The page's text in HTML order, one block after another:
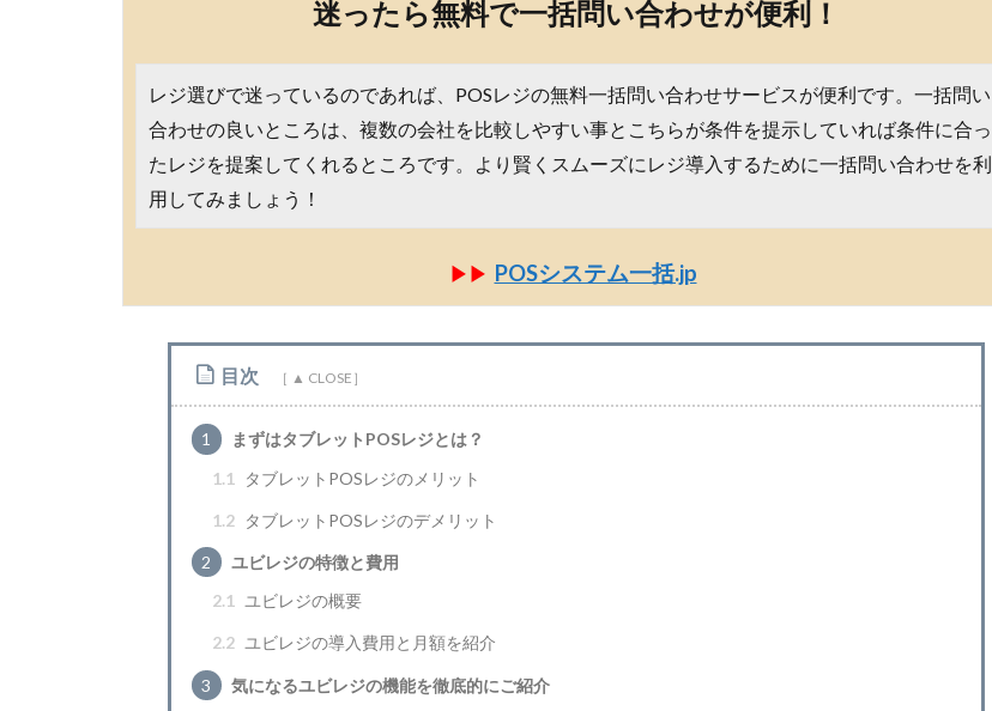
迷ったら無料で一括問い合わせが便利！
レジ選びで迷っているのであれば、POSレジの無料一括問い合わせサービスが便利です。一括問い
合わせの良いところは、複数の会社を比較しやすい事とこちらが条件を提示していれば条件に合っ
たレジを提案してくれるところです。より賢くスムーズにレジ導入するために一括問い合わせを利
用してみましょう！
▶▶ POSシステム一括.jp
目次
1
まずはタブレットPOSレジとは？
1.1
タブレットPOSレジのメリット
1.2 タブレットPOSレジのデメリット
2
ユビレジの特徴と費用
2.1
ユビレジの概要
2.2 ユビレジの導入費用と月額を紹介
3
気になるユビレジの機能を徹底的にご紹介